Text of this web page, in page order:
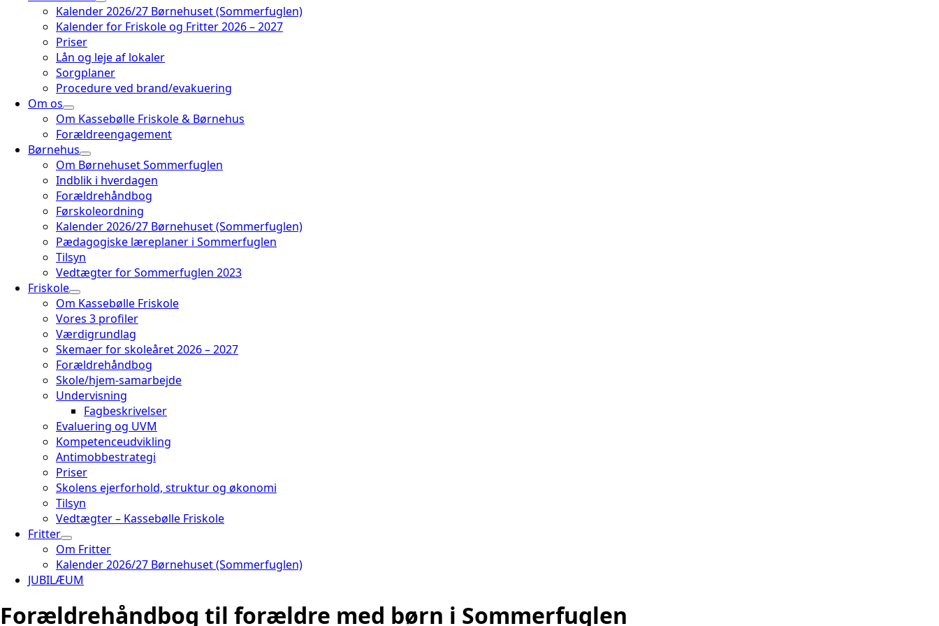
Kalender 2026/27 Børnehuset (Sommerfuglen)
Kalender for Friskole og Fritter 2026 – 2027
Priser
Lån og leje af lokaler
Sorgplaner
Procedure ved brand/evakuering
Om os
Om Kassebølle Friskole & Børnehus
Forældreengagement
Børnehus
Om Børnehuset Sommerfuglen
Indblik i hverdagen
Forældrehåndbog
Førskoleordning
Kalender 2026/27 Børnehuset (Sommerfuglen)
Pædagogiske læreplaner i Sommerfuglen
Tilsyn
Vedtægter for Sommerfuglen 2023
Friskole
Om Kassebølle Friskole
Vores 3 profiler
Værdigrundlag
Skemaer for skoleåret 2026 – 2027
Forældrehåndbog
Skole/hjem-samarbejde
Undervisning
Fagbeskrivelser
Evaluering og UVM
Kompetenceudvikling
Antimobbestrategi
Priser
Skolens ejerforhold, struktur og økonomi
Tilsyn
Vedtægter – Kassebølle Friskole
Fritter
Om Fritter
Kalender 2026/27 Børnehuset (Sommerfuglen)
JUBILÆUM
Forældrehåndbog til forældre med børn i Sommerfuglen